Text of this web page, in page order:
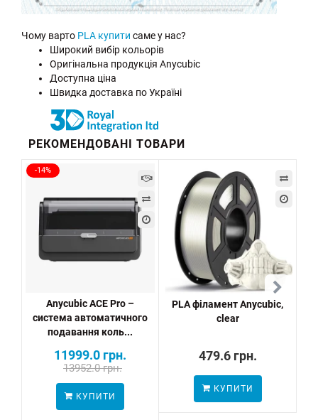
Чому варто PLA купити саме у нас?
Широкий вибір кольорів
Оригінальна продукція Anycubic
Доступна ціна
Швидка доставка по Україні
РЕКОМЕНДОВАНІ ТОВАРИ
-14%
Anycubic ACE Pro –
система автоматичного
подавання коль...
11999.0 грн.
13952.0 грн.
КУПИТИ
PLA філамент Anycubic,
clear
479.6 грн.
КУПИТИ